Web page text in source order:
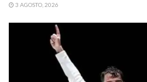
3 AGOSTO, 2026